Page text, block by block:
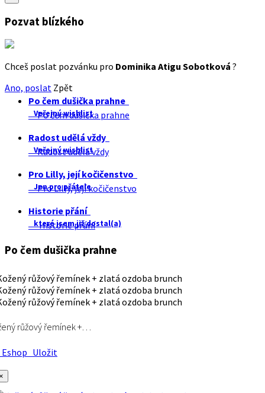
Pozvat blízkého
Chceš poslat pozvánku pro Dominika Atigu Sobotková ?
Ano, poslat Zpět
Po čem dušička prahne
Veřejný wishlist
Po čem dušička prahne
Radost udělá vždy
Veřejný wishlist
Radost udělá vždy
Pro Lilly, její kočičenstvo
Jen pro přátele
Pro Lilly, její kočičenstvo
Historie přání
které jsem již dostal(a)
Historie přání
Po čem dušička prahne
růžový řemínek +…
Uložit